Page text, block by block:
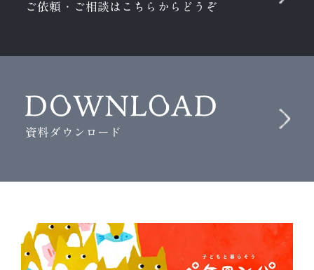
ご依頼・ご相談はこちらからどうぞ
資料ダウンロード